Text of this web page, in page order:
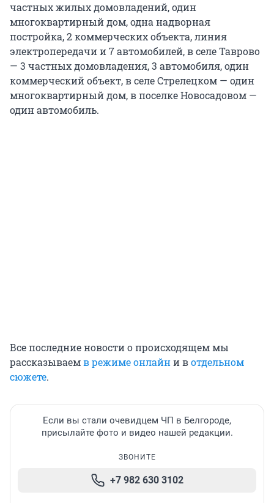
частных жилых домовладений, один
многоквартирный дом, одна надворная
постройка, 2 коммерческих объекта, линия
электропередачи и 7 автомобилей, в селе Таврово
— 3 частных домовладения, 3 автомобиля, один
коммерческий объект, в селе Стрелецком — один
многоквартирный дом, в поселке Новосадовом —
один автомобиль.
Все последние новости о происходящем мы
рассказываемв режиме онлайни вотдельном
сюжете.
Если вы стали очевидцем ЧП в Белгороде,
присылайте фото и видео нашей редакции.
ЗВОНИТЕ
+7 982 630 3102